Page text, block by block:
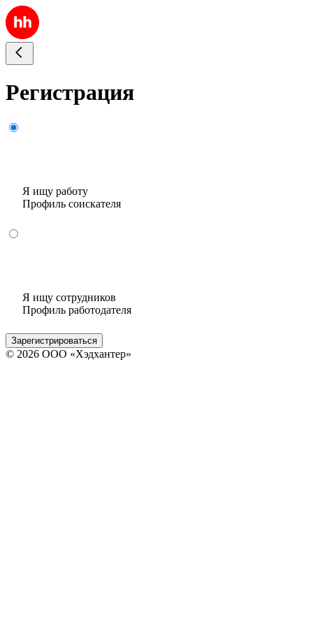
Регистрация
Я ищу работу
Профиль соискателя
Я ищу сотрудников
Профиль работодателя
Зарегистрироваться
© 2026 ООО «Хэдхантер»